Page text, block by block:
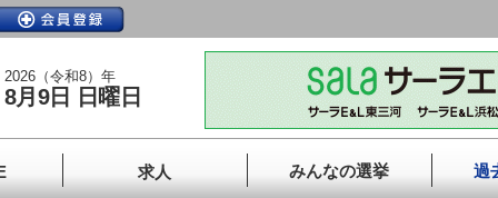
2026（令和8）年
8月9日 日曜日
求人 みんなの選挙 過